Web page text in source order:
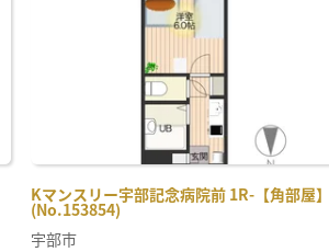
Kマンスリー宇部記念病院前 1R-【角部屋】
(No.153854)
宇部市